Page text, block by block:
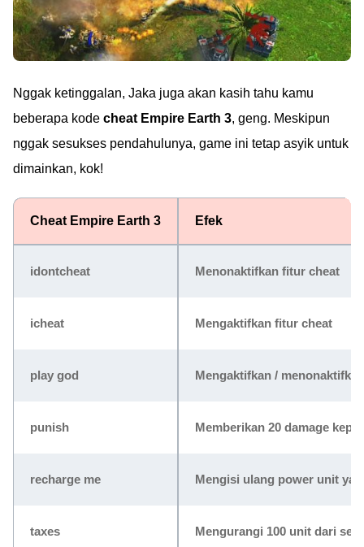
Nggak ketinggalan, Jaka juga akan kasih tahu kamu
beberapa kode cheat Empire Earth 3, geng. Meskipun
nggak sesukses pendahulunya, game ini tetap asyik untuk
dimainkan, kok!
Cheat Empire Earth 3 Efek
idontcheat Menonaktifkan fitur cheat
icheat Mengaktifkan fitur cheat
play god Mengaktifkan /
punish Memberikan 20 damage
recharge me Mengisi ulang power unit
taxes Mengurangi 100 unit dari